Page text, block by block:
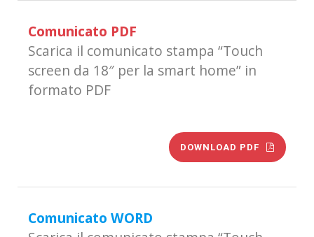
Comunicato PDF
Scarica il comunicato stampa “Touch
screen da 18″ per la smart home” in
formato PDF
DOWNLOAD PDF
Comunicato WORD